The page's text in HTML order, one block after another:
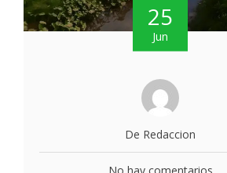
25
Jun
De Redaccion